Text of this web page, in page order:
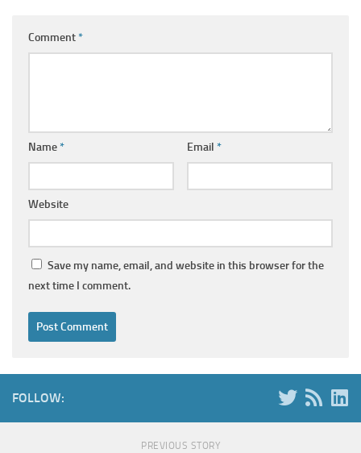
Comment*
Name* Email *
Website
Save my name, email, and website in this browser for the
next time I comment.
FOLLOW:
PREVIOUS STORY